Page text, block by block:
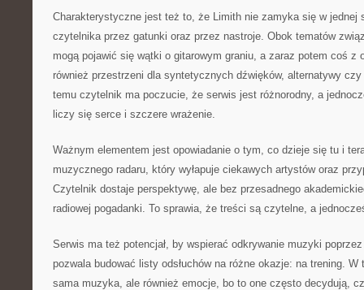
Charakterystyczne jest też to, że Limith nie zamyka się w jednej
czytelnika przez gatunki oraz przez nastroje. Obok tematów
mogą pojawić się wątki o gitarowym graniu, a zaraz potem coś z
również przestrzeni dla syntetycznych dźwięków, alternatywy
temu czytelnik ma poczucie, że serwis jest różnorodny, a
liczy się serce i szczere wrażenie.
Ważnym elementem jest opowiadanie o tym, co dzieje się tu i
muzycznego radaru, który wyłapuje ciekawych artystów oraz
Czytelnik dostaje perspektywę, ale bez przesadnego
radiowej pogadanki. To sprawia, że treści są czytelne, a
Serwis ma też potencjał, by wspierać odkrywanie muzyki
pozwala budować listy odsłuchów na różne okazje: na trening.
sama muzyka, ale również emocje, bo to one często decydują,